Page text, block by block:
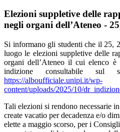
Elezioni suppletive delle
negli organi dell’Ateneo -
Si informano gli studenti che il 25,
luogo le elezioni suppletive delle
organi dell’Ateneo il cui elenco
indizione consultabile
https://alboufficiale.unipi.it/wp-
content/uploads/2025/10/
Tali elezioni si rendono necessarie
create vacatio per decadenza e/o
elette a maggio scorso, per i